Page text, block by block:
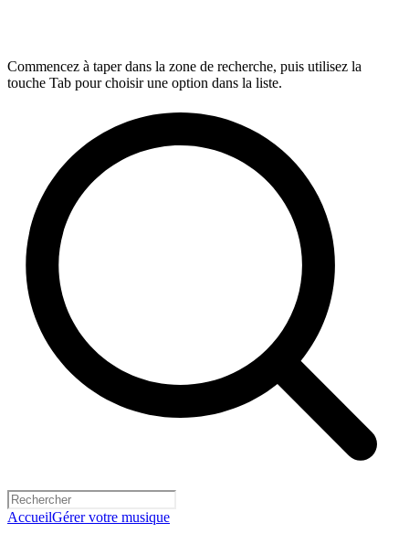
Commencez à taper dans la zone de recherche, puis utilisez la
touche Tab pour choisir une option dans la liste.
AccueilGérer votre musique